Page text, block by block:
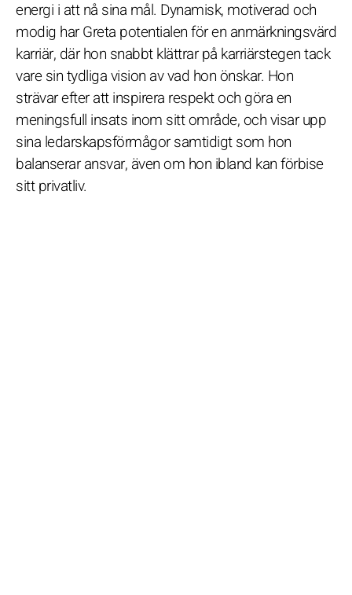
energi i att nå sina mål. Dynamisk, motiverad och
modig har Greta potentialen för en anmärkningsvärd
karriär, där hon snabbt klättrar på karriärstegen tack
vare sin tydliga vision av vad hon önskar. Hon
strävar efter att inspirera respekt och göra en
meningsfull insats inom sitt område, och visar upp
sina ledarskapsförmågor samtidigt som hon
balanserar ansvar, även om hon ibland kan förbise
sitt privatliv.